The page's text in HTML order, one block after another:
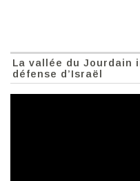
La vallée du Jourdain
défense d’Israël